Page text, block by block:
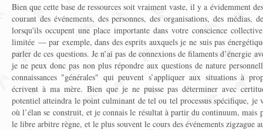
Bien que cette base de ressources soit vraiment vaste, il y a évidemment
courant des événements, des personnes, des organisations, des médias,
lorsqu'ils occupent une place importante dans votre conscience
limitée — par exemple, dans des esprits auxquels je ne suis pas
parler de ces questions. Je n’ai pas de connexions de filaments d’énergie
je ne peux donc pas non plus répondre aux questions de nature
connaissances "générales" qui peuvent s’appliquer aux situations à
écrivent à ma mère. Bien que je ne puisse pas déterminer avec
potentiel atteindra le point culminant de tel ou tel processus spécifique,
où l’élan se construit, et je connais le résultat à partir du continuum,
le libre arbitre règne, et le plus souvent le cours des événements zigzague